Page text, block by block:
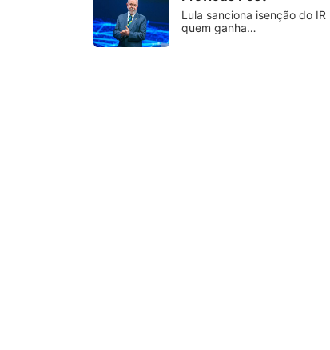
Lula sanciona isenção do IR
quem ganha…